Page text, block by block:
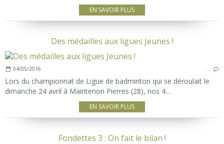
EN SAVOIR PLUS
Des médailles aux ligues Jeunes !
04/05/2016 …
Lors du championnat de Ligue de badminton qui se déroulait le
dimanche 24 avril à Maintenon Pierres (28), nos 4...
EN SAVOIR PLUS
Fondettes 3 : On fait le bilan !